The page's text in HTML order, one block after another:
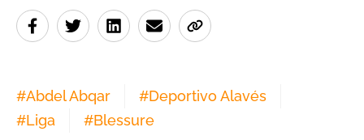
#Abdel Abqar #Deportivo Alavés
#Liga #Blessure